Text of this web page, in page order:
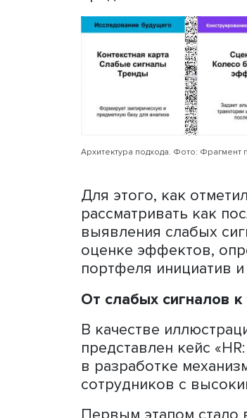
«Ценность
просто
подчеркнула
По ее словам,
экстраполяцией
сценариев.
измеримых
представлений к
Архитектура подхода. Фото: